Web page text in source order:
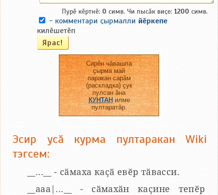
Пурӗ кӗртнӗ: 0 симв. Чи пысӑк виҫе: 1200 симв.
- комментари ҫырмалли йӗркепе
килӗшетӗп
Сирӗн чӑвашла
ҫырма май
паракан сарӑм
(раскладка) ҫук
пулсан ӑна
КУНТАНилме
пултаратӑр.
Эсир усӑ курма пултаракан Wiki
тэгсем:
__...__ - сӑмаха каҫӑ евӗр тӑвасси.
__aaa|...__ - сӑмахӑн каҫине тепӗр